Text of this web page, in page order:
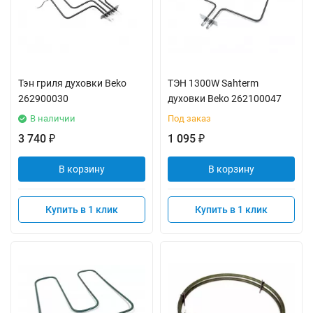
Тэн гриля духовки Beko
262900030
В наличии
3 740 ₽
В корзину
Купить в 1 клик
ТЭН 1300W Sahterm
духовки Beko 262100047
Под заказ
1 095 ₽
В корзину
Купить в 1 клик